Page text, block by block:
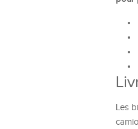
Les